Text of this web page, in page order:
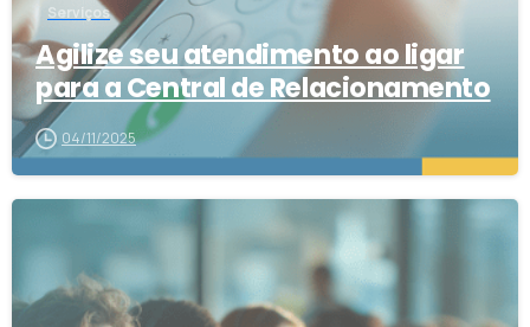
Serviços
Agilize seu atendimento ao ligar
para a Central de Relacionamento
04/11/2025